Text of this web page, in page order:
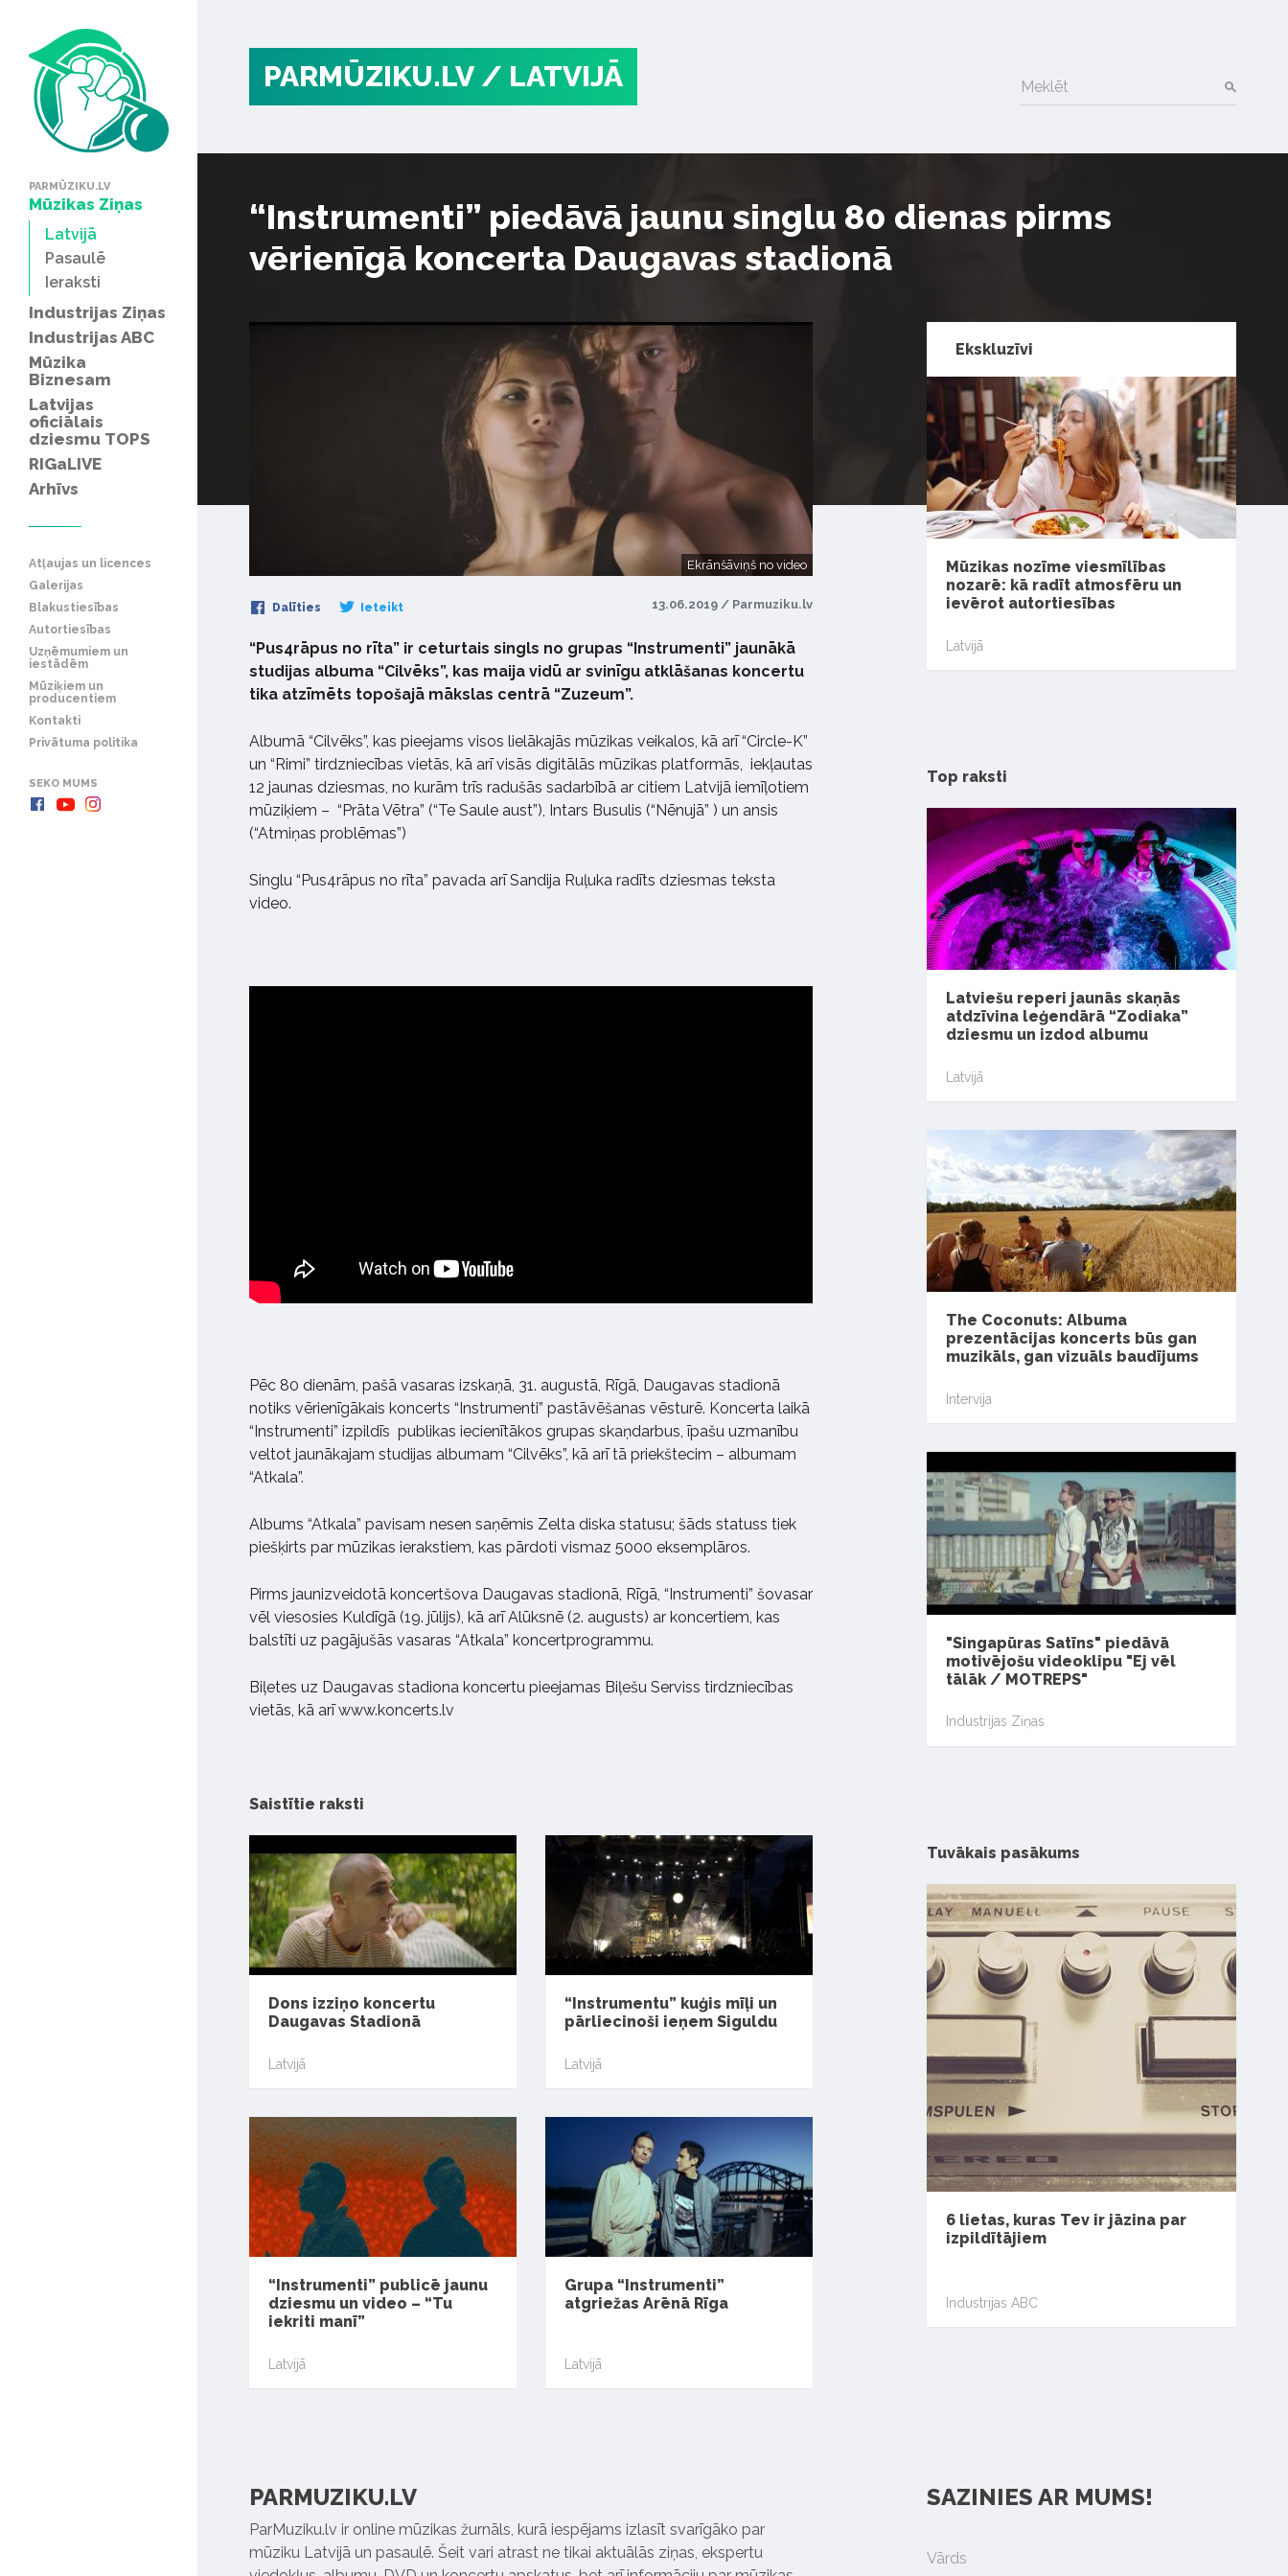
PARMŪZIKU.LV
Mūzikas Ziņas
Latvijā
Pasaulē
Ieraksti
Industrijas Ziņas
Industrijas ABC
Mūzika
Biznesam
Latvijas
oficiālais
dziesmu TOPS
RIGaLIVE
Arhīvs
Atļaujas un licences
Galerijas
Blakustiesības
Autortiesības
Uzņēmumiem un
iestādēm
Mūziķiem un
producentiem
Kontakti
Privātuma politika
SEKO MUMS
PARMŪZIKU.LV / LATVIJĀ Meklēt
“Instrumenti” piedāvā jaunu singlu 80 dienas pirms
vērienīgā koncerta Daugavas stadionā
Ekrānšāviņš no video
Dalīties Ieteikt 13.06.2019 / Parmuziku.lv
“Pus4rāpus no rīta” ir ceturtais singls no grupas “Instrumenti” jaunākā
studijas albuma “Cilvēks”, kas maija vidū ar svinīgu atklāšanas koncertu
tika atzīmēts topošajā mākslas centrā “Zuzeum”.
Albumā “Cilvēks”, kas pieejams visos lielākajās mūzikas veikalos, kā arī “Circle-K”
un “Rimi” tirdzniecības vietās, kā arī visās digitālās mūzikas platformās, iekļautas
12 jaunas dziesmas, no kurām trīs radušās sadarbībā ar citiem Latvijā iemīļotiem
mūziķiem – “Prāta Vētra” (“Te Saule aust”), Intars Busulis (“Nēnujā” ) un ansis
(“Atmiņas problēmas”)
Singlu “Pus4rāpus no rīta” pavada arī Sandija Ruļuka radīts dziesmas teksta
video.
Pēc 80 dienām, pašā vasaras izskaņā, 31. augustā, Rīgā, Daugavas stadionā
notiks vērienīgākais koncerts “Instrumenti” pastāvēšanas vēsturē. Koncerta laikā
“Instrumenti” izpildīs publikas iecienītākos grupas skaņdarbus, īpašu uzmanību
veltot jaunākajam studijas albumam “Cilvēks”, kā arī tā priekštecim – albumam
“Atkala”.
Albums “Atkala” pavisam nesen saņēmis Zelta diska statusu; šāds statuss tiek
piešķirts par mūzikas ierakstiem, kas pārdoti vismaz 5000 eksemplāros.
Pirms jaunizveidotā koncertšova Daugavas stadionā, Rīgā, “Instrumenti” šovasar
vēl viesosies Kuldīgā (19. jūlijs), kā arī Alūksnē (2. augusts) ar koncertiem, kas
balstīti uz pagājušās vasaras “Atkala” koncertprogrammu.
Biļetes uz Daugavas stadiona koncertu pieejamas Biļešu Serviss tirdzniecības
vietās, kā arī www.koncerts.lv
Saistītie raksti
Dons izziņo koncertu
Daugavas Stadionā
Latvijā
“Instrumentu” kuģis mīļi un
pārliecinoši ieņem Siguldu
Latvijā
“Instrumenti” publicē jaunu
dziesmu un video – “Tu
iekriti manī”
Latvijā
Grupa “Instrumenti”
atgriežas Arēnā Rīga
Latvijā
Ekskluzīvi
Mūzikas nozīme viesmīlības
nozarē: kā radīt atmosfēru un
ievērot autortiesības
Latvijā
Top raksti
Latviešu reperi jaunās skaņās
atdzīvina leģendārā “Zodiaka”
dziesmu un izdod albumu
Latvijā
The Coconuts: Albuma
prezentācijas koncerts būs gan
muzikāls, gan vizuāls baudījums
Intervija
"Singapūras Satīns" piedāvā
motivējošu videoklipu "Ej vēl
tālāk / MOTREPS"
Industrijas Ziņas
Tuvākais pasākums
6 lietas, kuras Tev ir jāzina par
izpildītājiem
Industrijas ABC
PARMUZIKU.LV
ParMuziku.lv ir online mūzikas žurnāls, kurā iespējams izlasīt svarīgāko par
mūziku Latvijā un pasaulē. Šeit vari atrast ne tikai aktuālās ziņas, ekspertu
SAZINIES AR MUMS!
Vārds